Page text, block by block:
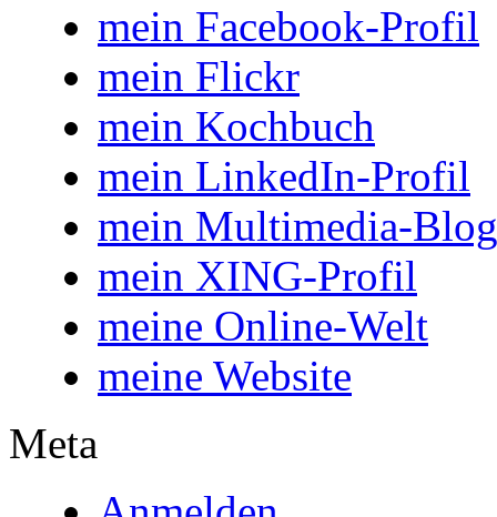
mein Facebook-Profil
mein Flickr
mein Kochbuch
mein LinkedIn-Profil
mein Multimedia-Blog
mein XING-Profil
meine Online-Welt
meine Website
Meta